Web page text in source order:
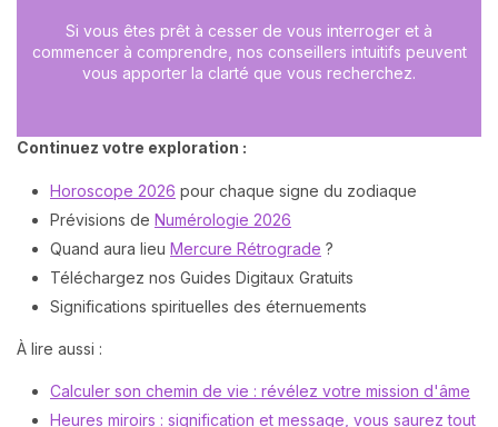
Si vous êtes prêt à cesser de vous interroger et à
commencer à comprendre, nos conseillers intuitifs peuvent
vous apporter la clarté que vous recherchez.
Continuez votre exploration :
Horoscope 2026 pour chaque signe du zodiaque
Prévisions de Numérologie 2026
Quand aura lieu Mercure Rétrograde ?
Téléchargez nos Guides Digitaux Gratuits
Significations spirituelles des éternuements
À lire aussi :
Calculer son chemin de vie : révélez votre mission d'âme
Heures miroirs : signification et message, vous saurez tout